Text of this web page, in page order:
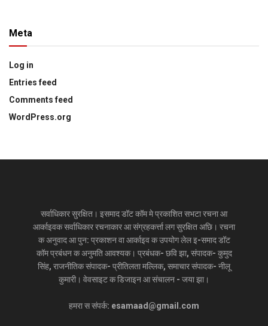
Meta
Log in
Entries feed
Comments feed
WordPress.org
सर्वाधिकार सुरक्षित। इसमाद डॉट कॉम मे प्रकाशित सभटा रचना आ
आर्काइवक सर्वाधिकार रचनाकार आ संग्रहकर्त्ता लग सुरक्षित अछि। रचना
क अनुवाद आ पुन: प्रकाशन वा आर्काइव क उपयोग लेल इ-समाद डॉट
कॉम प्रबंधन क अनुमति आवश्यक। प्रबंधक- छवि झा, संपादक- कुमुद
सिंह, राजनीतिक संपादक- प्रीतिलता मल्लिक, समाचार संपादक- नीलू
कुमारी। वेवसाइट क डिजाइन आ संचालन - जया झा।
हमरा स संपर्क: esamaad@gmail.com